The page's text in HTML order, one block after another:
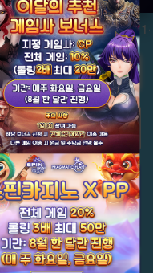
★ 국내 최초, 국내 슬롯 1